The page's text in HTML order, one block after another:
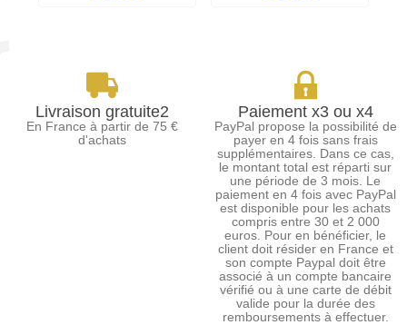
Livraison gratuite2
En France à partir de 75 €
d'achats
Paiement x3 ou x4
PayPal propose la possibilité de
payer en 4 fois sans frais
supplémentaires. Dans ce cas,
le montant total est réparti sur
une période de 3 mois. Le
paiement en 4 fois avec PayPal
est disponible pour les achats
compris entre 30 et 2 000
euros. Pour en bénéficier, le
client doit résider en France et
son compte Paypal doit être
associé à un compte bancaire
vérifié ou à une carte de débit
valide pour la durée des
remboursements à effectuer.